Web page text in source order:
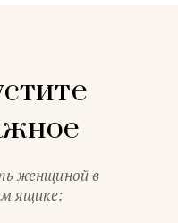
женщиной в
ящике: